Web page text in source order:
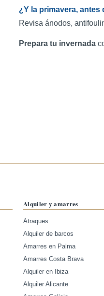
¿Y la primavera, antes
Revisa ánodos,
Prepara tu invernada
Alquiler y amarres
Atraques
Alquiler de barcos
Amarres en Palma
Amarres Costa Brava
Alquiler en Ibiza
Alquiler Alicante